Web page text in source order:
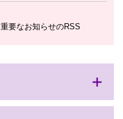
重要なお知らせのRSS